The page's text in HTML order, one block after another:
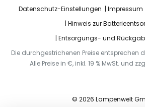
Datenschutz-Einstellungen Impressum
Hinweis zur
Entsorgungs- und
Die durchgestrichenen Preise entsprechen
Alle Preise in €, inkl. 19 % MwSt. und
© 2026 Lampenwelt